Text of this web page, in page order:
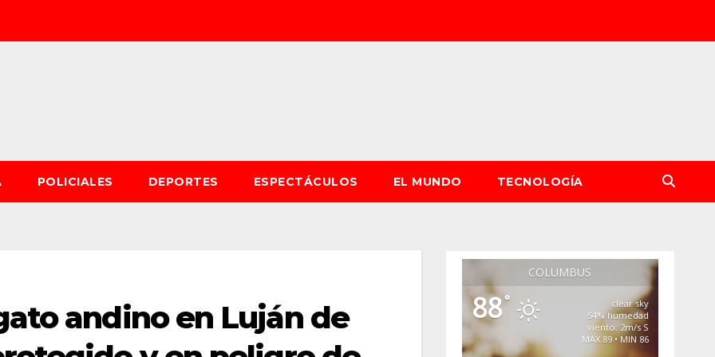
POLICIALES DEPORTES ESPECTÁCULOS EL MUNDO TECNOLOGÍA
andino en Luján de
COLUMBUS
88°
clear sky
54% humedad
viento: 2m/s S
MAX 89 • MIN 86